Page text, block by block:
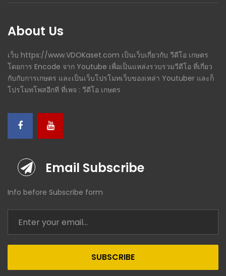
About Us
เว็บ https://www.VDOKaset.com เป็นเว็บเกี่ยวกับ วีดีโอ เกษตร
โดยการ Encode จาก Youtube เพื่อเป็นแหล่งรวบรวมวีดีโอ ที่เกี่ยว
กับกับการเกษตร และเป็นเว็บโปรโมทเว็บของเหล่า Youtuber และก็
โปรโมทโพสอีกที ที่เพจ : วีดีโอ เกษตร
Email Subscribe
Info before Subscribe form
SUBSCRIBE